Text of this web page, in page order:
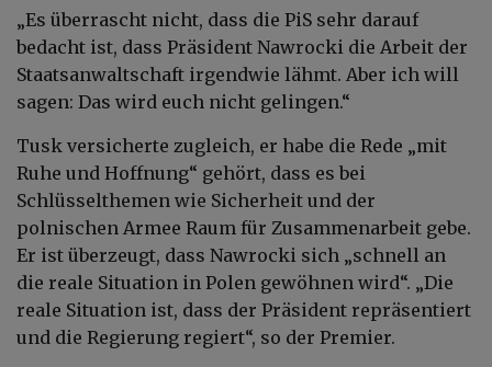
„Es überrascht nicht, dass die PiS sehr darauf
bedacht ist, dass Präsident Nawrocki die Arbeit der
Staatsanwaltschaft irgendwie lähmt. Aber ich will
sagen: Das wird euch nicht gelingen.“
Tusk versicherte zugleich, er habe die Rede „mit
Ruhe und Hoffnung“ gehört, dass es bei
Schlüsselthemen wie Sicherheit und der
polnischen Armee Raum für Zusammenarbeit gebe.
Er ist überzeugt, dass Nawrocki sich „schnell an
die reale Situation in Polen gewöhnen wird“. „Die
reale Situation ist, dass der Präsident repräsentiert
und die Regierung regiert“, so der Premier.